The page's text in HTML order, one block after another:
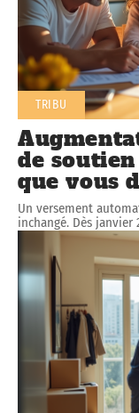
TRIBU
de
que vous
Un versement
inchangé. Dès